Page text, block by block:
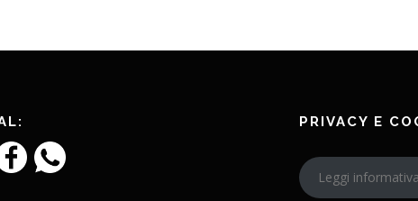
PRIVACY E
Leggi informativa